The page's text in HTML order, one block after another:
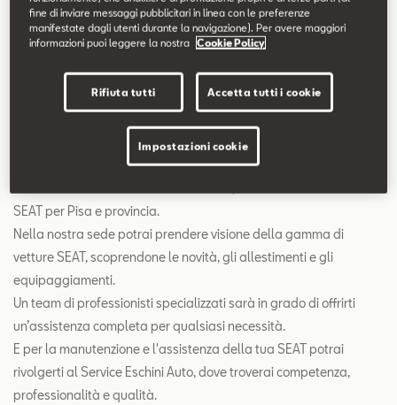
Eschini Auto SEAT
Vieni a trovarci nella nostra sede di
Via Malpighi 14, a Pisa.
SEAT per Pisa e provincia.
Nella nostra sede potrai prendere visione della gamma di
vetture SEAT, scoprendone le novità, gli allestimenti e gli
equipaggiamenti.
Un team di professionisti specializzati sarà in grado di offrirti
un’assistenza completa per qualsiasi necessità.
E per la manutenzione e l'assistenza della tua SEAT potrai
rivolgerti al Service Eschini Auto, dove troverai competenza,
professionalità e qualità.
fine di inviare messaggi pubblicitari in linea con le preferenze
manifestate dagli utenti durante la navigazione). Per avere maggiori
informazioni puoi leggere la nostra
Cookie Policy
Rifiuta tutti Accetta tutti i cookie
Impostazioni cookie